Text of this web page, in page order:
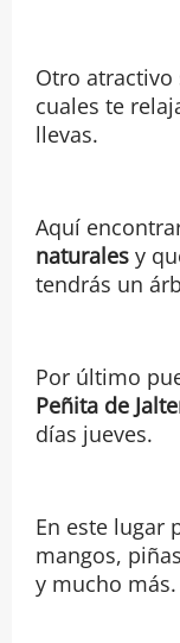
Otro atractivo
cuales te
llevas.
Aquí
naturalesy
tendrás un
Por último
Peñita de
días jueves.
En este lugar
mangos,
y mucho más.